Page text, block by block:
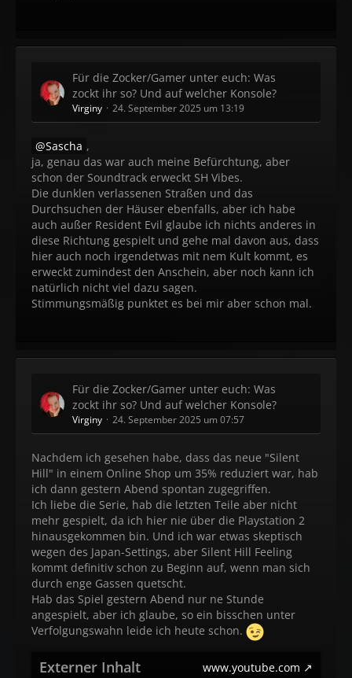
Für die Zocker/Gamer unter euch: Was
zockt ihr so? Und auf welcher Konsole?
Virginy 24. September 2025 um 13:19
Sascha ,
ja, genau das war auch meine Befürchtung, aber
schon der Soundtrack erweckt SH Vibes.
Die dunklen verlassenen Straßen und das
Durchsuchen der Häuser ebenfalls, aber ich habe
auch außer Resident Evil glaube ich nichts anderes in
diese Richtung gespielt und gehe mal davon aus, dass
hier auch noch irgendetwas mit nem Kult kommt, es
erweckt zumindest den Anschein, aber noch kann ich
natürlich nicht viel dazu sagen.
Stimmungsmäßig punktet es bei mir aber schon mal.
Für die Zocker/Gamer unter euch: Was
zockt ihr so? Und auf welcher Konsole?
Virginy 24. September 2025 um 07:57
Nachdem ich gesehen habe, dass das neue "Silent
Hill" in einem Online Shop um 35% reduziert war, hab
ich dann gestern Abend spontan zugegriffen.
Ich liebe die Serie, hab die letzten Teile aber nicht
mehr gespielt, da ich hier nie über die Playstation 2
hinausgekommen bin. Und ich war etwas skeptisch
wegen des Japan-Settings, aber Silent Hill Feeling
kommt definitiv schon zu Beginn auf, wenn man sich
durch enge Gassen quetscht.
Hab das Spiel gestern Abend nur ne Stunde
angespielt, aber ich glaube, so ein bisschen unter
Verfolgungswahn leide ich heute schon.
Externer Inhalt
www.youtube.com